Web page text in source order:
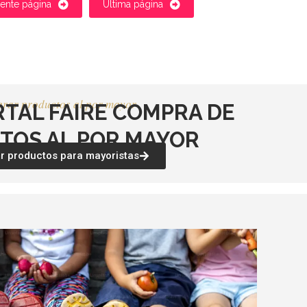
página Última página
productos al por mayor
FAIRE COMPRA DE
AL POR MAYOR
productos para mayoristas